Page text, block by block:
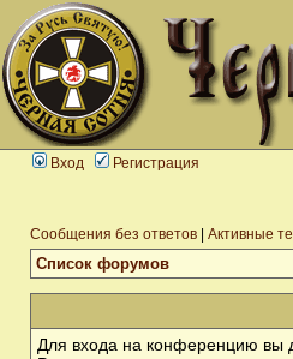
Вход Регистрация
Сообщения без ответов Активные
Список форумов
Для входа на конференцию вы